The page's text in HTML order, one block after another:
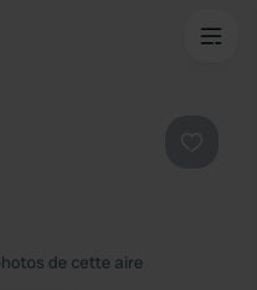
de cette aire